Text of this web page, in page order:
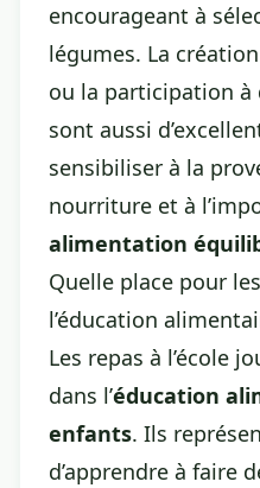
encourageant à
légumes. La
ou la participation à
sont aussi
sensibiliser à la
nourriture et à
alimentation
Quelle place pour
l’éducation
Les repas à l’école
dans l’éducation
enfants. Ils
d’apprendre à faire